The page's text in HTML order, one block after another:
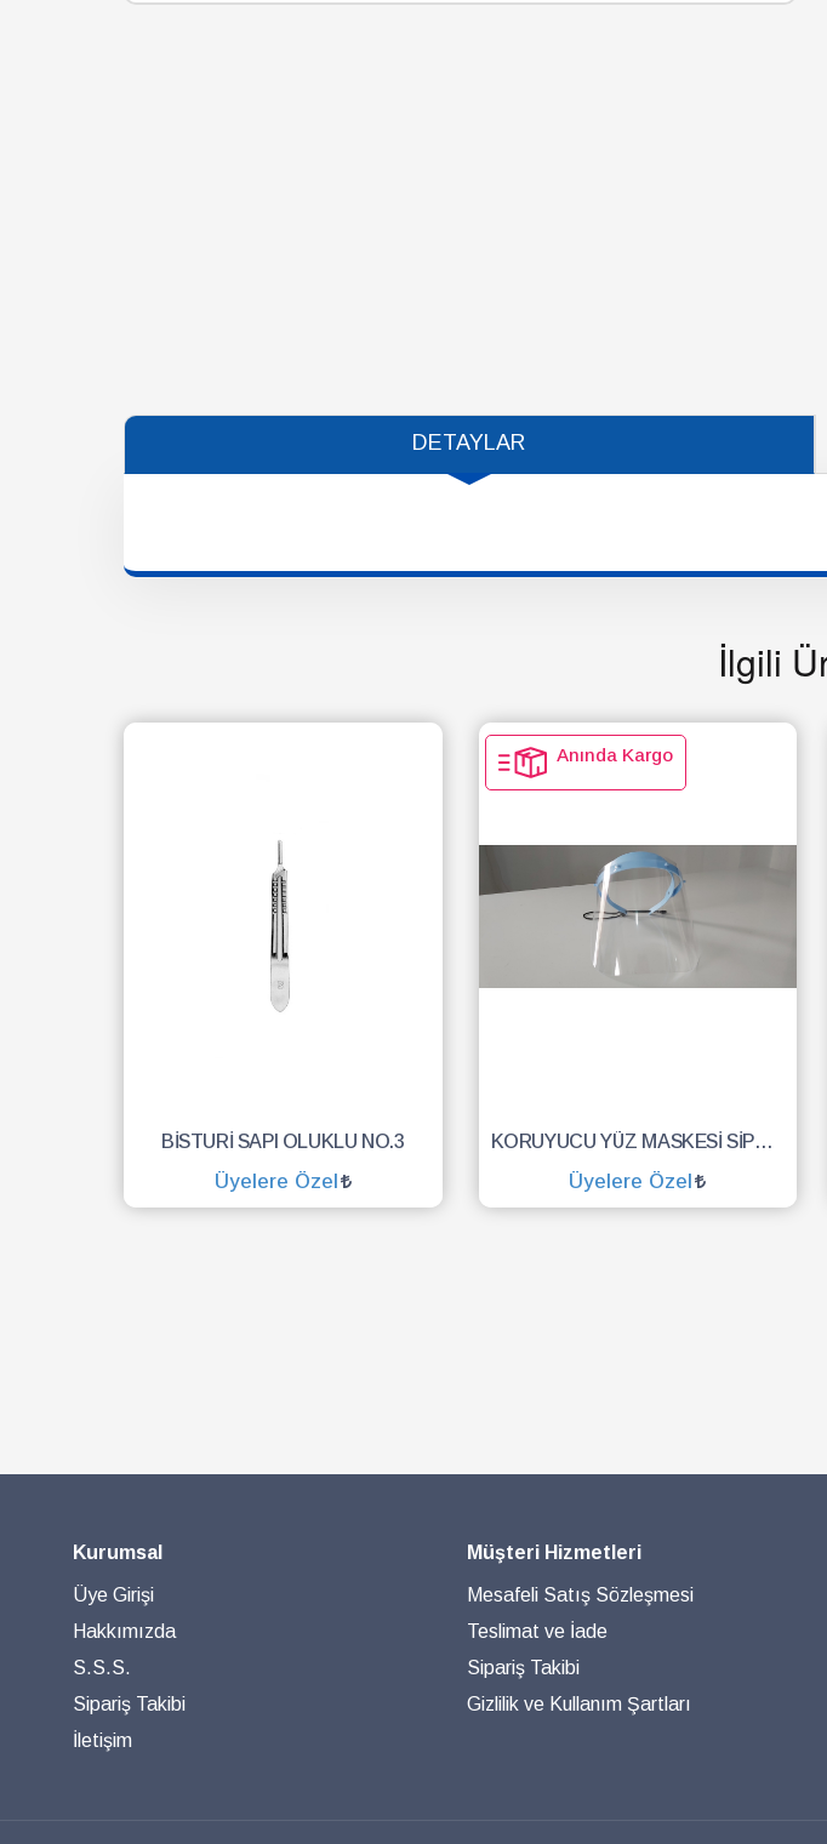
DETAYLAR
İlgili
BİSTURİ SAPI OLUKLU NO.3
Üyelere Özel
Anında Kargo
KORUYUCU YÜZ MASKESİ SİPERLİK.YÜZ KALKANI.DENTAL MASKE
Üyelere Özel
Kurumsal
Üye Girişi
Hakkımızda
S.S.S.
Sipariş Takibi
İletişim
Müşteri Hizmetleri
Mesafeli Satış Sözleşmesi
Teslimat ve İade
Sipariş Takibi
Gizlilik ve Kullanım Şartları